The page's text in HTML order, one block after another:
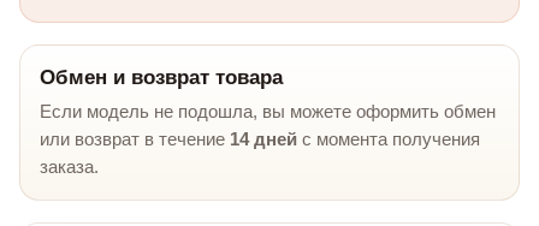
Обмен и возврат товара
Если модель не подошла, вы можете оформить обмен
или возврат в течение 14 дней с момента получения
заказа.